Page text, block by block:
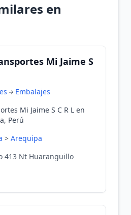
en
Mi Jaime S
Embalajes
Mi Jaime S C R L en
Perú
> Arequipa
413 Nt Huaranguillo